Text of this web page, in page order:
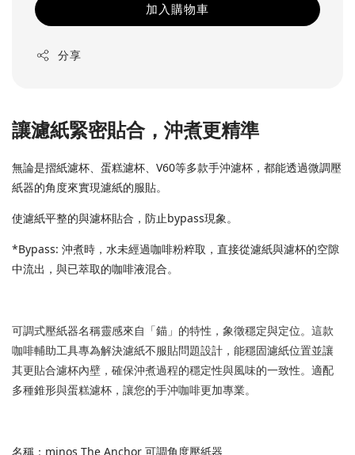
加入購物車
分享
讓濾紙緊密貼合，沖煮更精準
無論是摺紙濾杯、蛋糕濾杯、V60等多款手沖濾杯，都能透過微調壓
紙器的角度來實現濾紙的服貼。
使濾紙平整的與濾杯貼合，防止bypass現象。
*Bypass: 沖煮時，水未經過咖啡粉粹取，直接從濾紙與濾杯的空隙
中流出，與已萃取的咖啡液混合。
可調式壓紙器名稱靈感來自「錨」的特性，象徵穩定與定位。這款
咖啡輔助工具專為解決濾紙不服貼問題設計，能穩固濾紙位置並讓
其更貼合濾杯內壁，確保沖煮過程的穩定性與風味的一致性。適配
多種錐形與蛋糕濾杯，讓您的手沖咖啡更加專業。
名稱：minos The Anchor 可調角度壓紙器